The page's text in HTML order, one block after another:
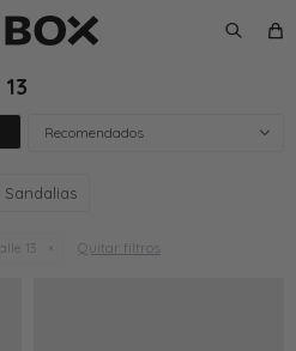
Recomendados
Sandalias
13 Quitar filtros